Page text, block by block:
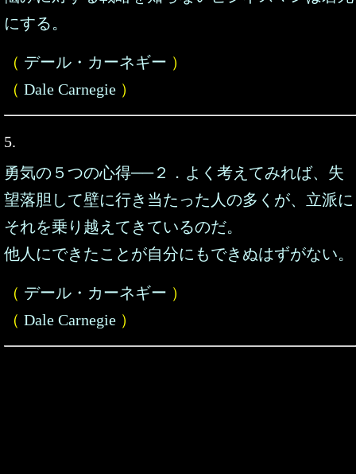
にする。
（ デール・カーネギー ）
（ Dale Carnegie ）
5.
勇気の５つの心得──２．よく考えてみれば、失
望落胆して壁に行き当たった人の多くが、立派に
それを乗り越えてきているのだ。
他人にできたことが自分にもできぬはずがない。
（ デール・カーネギー ）
（ Dale Carnegie ）